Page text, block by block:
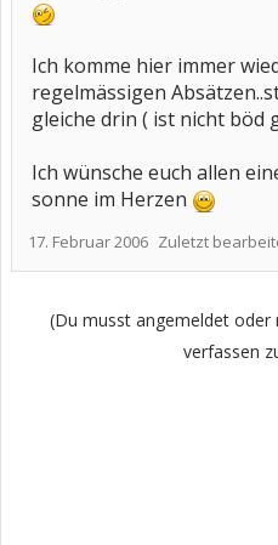
Ich komme hier immer
regelmässigen
gleiche drin ( ist nicht böd
Ich wünsche euch allen
sonne im Herzen
17. Februar 2006 Zuletzt
(Du musst angemeldet
verfassen